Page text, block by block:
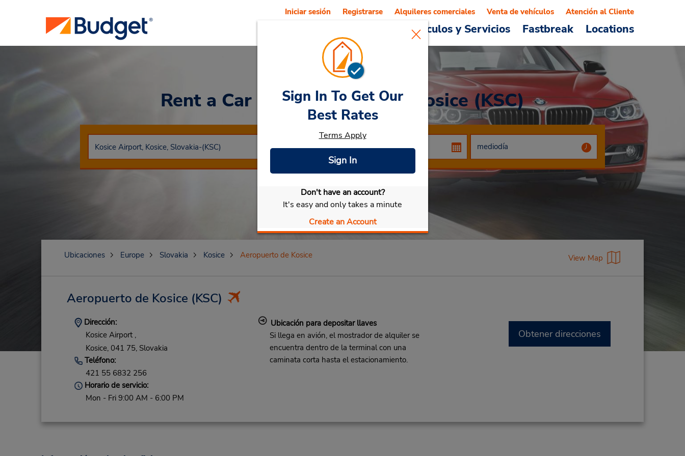
Vehículos y Servicios Fastbreak Locations
Iniciar sesión Registrarse Alquileres comerciales Venta de vehículos Atención al Cliente
Rent a Car at Aeropuerto de Kosice (KSC)
Seleccionar mi vehículo
Sign In To Get Our
Best Rates
Terms Apply
Sign In
Don't have an account?
It's easy and only takes a minute
Create an Account
Ubicaciones Europe Slovakia Kosice Aeropuerto de Kosice View Map
Aeropuerto de Kosice (KSC)
Dirección:
Kosice Airport ,
Kosice, 041 75, Slovakia
Teléfono:
421 55 6832 256
Horario de servicio:
Mon - Fri 9:00 AM - 6:00 PM
Ubicación para depositar llaves
Si llega en avión, el mostrador de alquiler se
encuentra dentro de la terminal con una
caminata corta hasta el estacionamiento.
Obtener direcciones